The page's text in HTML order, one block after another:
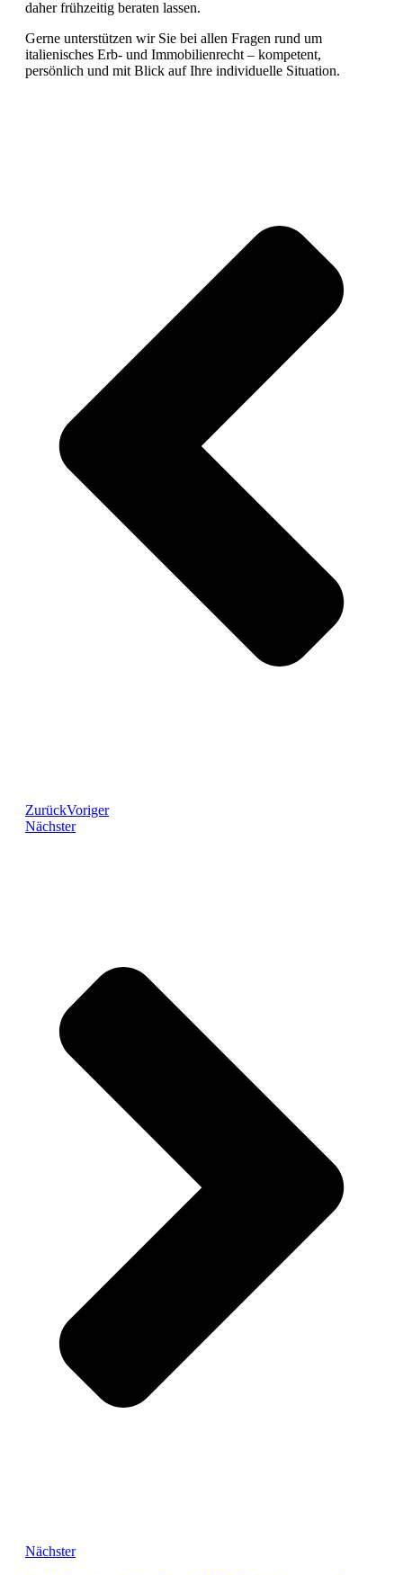
daher frühzeitig beraten lassen.
Gerne unterstützen wir Sie bei allen Fragen rund um
italienisches Erb- und Immobilienrecht – kompetent,
persönlich und mit Blick auf Ihre individuelle Situation.
ZurückVoriger
Nächster
Nächster